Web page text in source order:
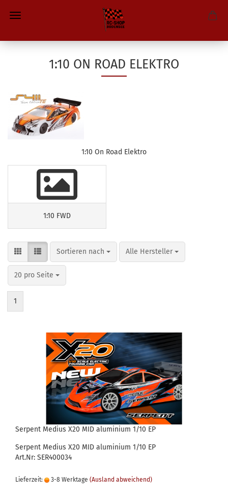
1:10 ON ROAD ELEKTRO
1:10 On Road Elektro
1:10 FWD
Sortieren nach
Sortieren nach Alle Hersteller
pro Seite
20 pro Seite
pro Seite
1
Serpent Medius X20 MID aluminium 1/10 EP
Serpent Medius X20 MID aluminium 1/10 EP
Art.Nr: SER400034
Lieferzeit: 3-8 Werktage (Ausland abweichend)